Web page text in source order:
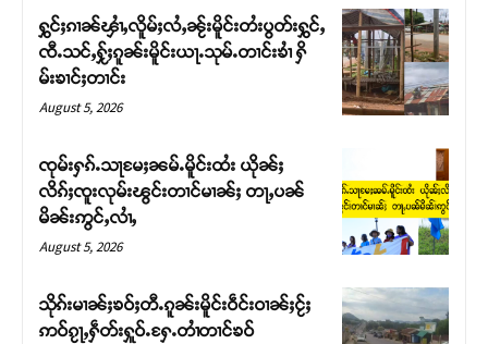
တႃႇႁႂ်ႈသဵင်ၵၢင်ၸႂ်ၵူၼ်းမိူင်း ၵူႈတီႈၵူႈလႅၼ်ပေႃးတေၸွ
တ်ႇ တူဝ်ႈလုမ်ႈၾႃႉၼၼ်ႉ ၶဝ်ႈႁူမ်ႈၵမ်ႉထႅမ် ၸုမ်းၶၢ
ဝ်ႇၽူႈတွႆႇႁွၵ်ႈ လႆႈယူႇၶႃႈဢေႃႈ။
ႁွင်ႈၵၢၼ်ၾၢႆႇလိူမ်ႈလႆႇၼႂ်းမိူင်းတႆးပွတ်းႁွင်ႇ
ၸီႉသင်ႇႁႂ်ႈၵူၼ်းမိူင်းယႃႉသုမ်ႉတၢင်းၶၢႆ ႁိ
မ်းၶၢင်ႈတၢင်း
August 5, 2026
ၸုမ်းႁၵ်ႉသႃမႄႈၼမ်ႉမိူင်းထႆး ယိုၼ်ႈ
လိၵ်ႈၸူးလုမ်းၽွင်းတၢင်မၢၼ်ႈ တႃႇပၼ်
မိၼ်းဢွင်ႇလၢႆႇ
August 5, 2026
သိုၵ်းမၢၼ်ႈၶဝ်ႈတီႉၵူၼ်းမိူင်းဝဵင်းဝၢၼ်ႈငႂ်ႈ
ဢဝ်ၵႂႃႇႁဵတ်းႁူဝ်ႉႁႄႉတၢႆတၢင်ၶဝ်